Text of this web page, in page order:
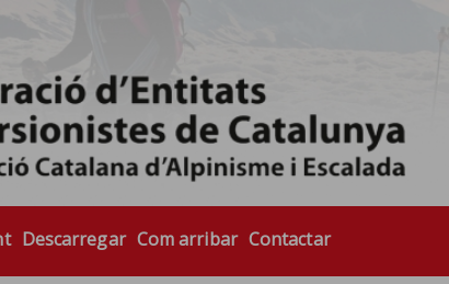
Descarregar Com arribar Contactar